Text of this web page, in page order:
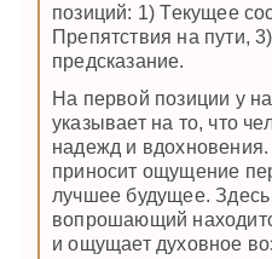
позиций: 1) Текущее
Препятствия на пути,
предсказание.
На первой позиции у
указывает на то, что
надежд и вдохновения.
приносит ощущение
лучшее будущее.
вопрошающий
и ощущает духовное